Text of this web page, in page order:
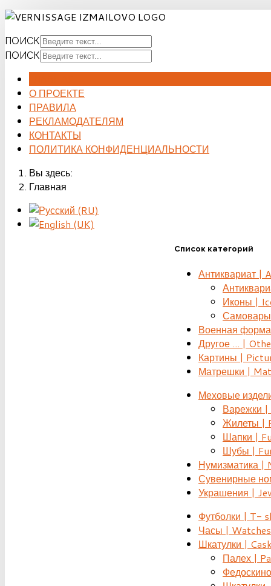
ПОИСК
ПОИСК
О ПРОЕКТЕ
ПРАВИЛА
РЕКЛАМОДАТЕЛЯМ
КОНТАКТЫ
ПОЛИТИКА КОНФИДЕНЦИАЛЬНОСТИ
Вы здесь:
Главная
Список категорий
Антиквариат |
Иконы |
Военная
Другое ... |
Картины |
Матрешки |
Меховые
Варежки
Жилеты |
Шапки |
Шубы |
Нумизматика |
Сувенирные
Украшения |
Футболки | T-
Часы | Watches
Шкатулки |
Палех |